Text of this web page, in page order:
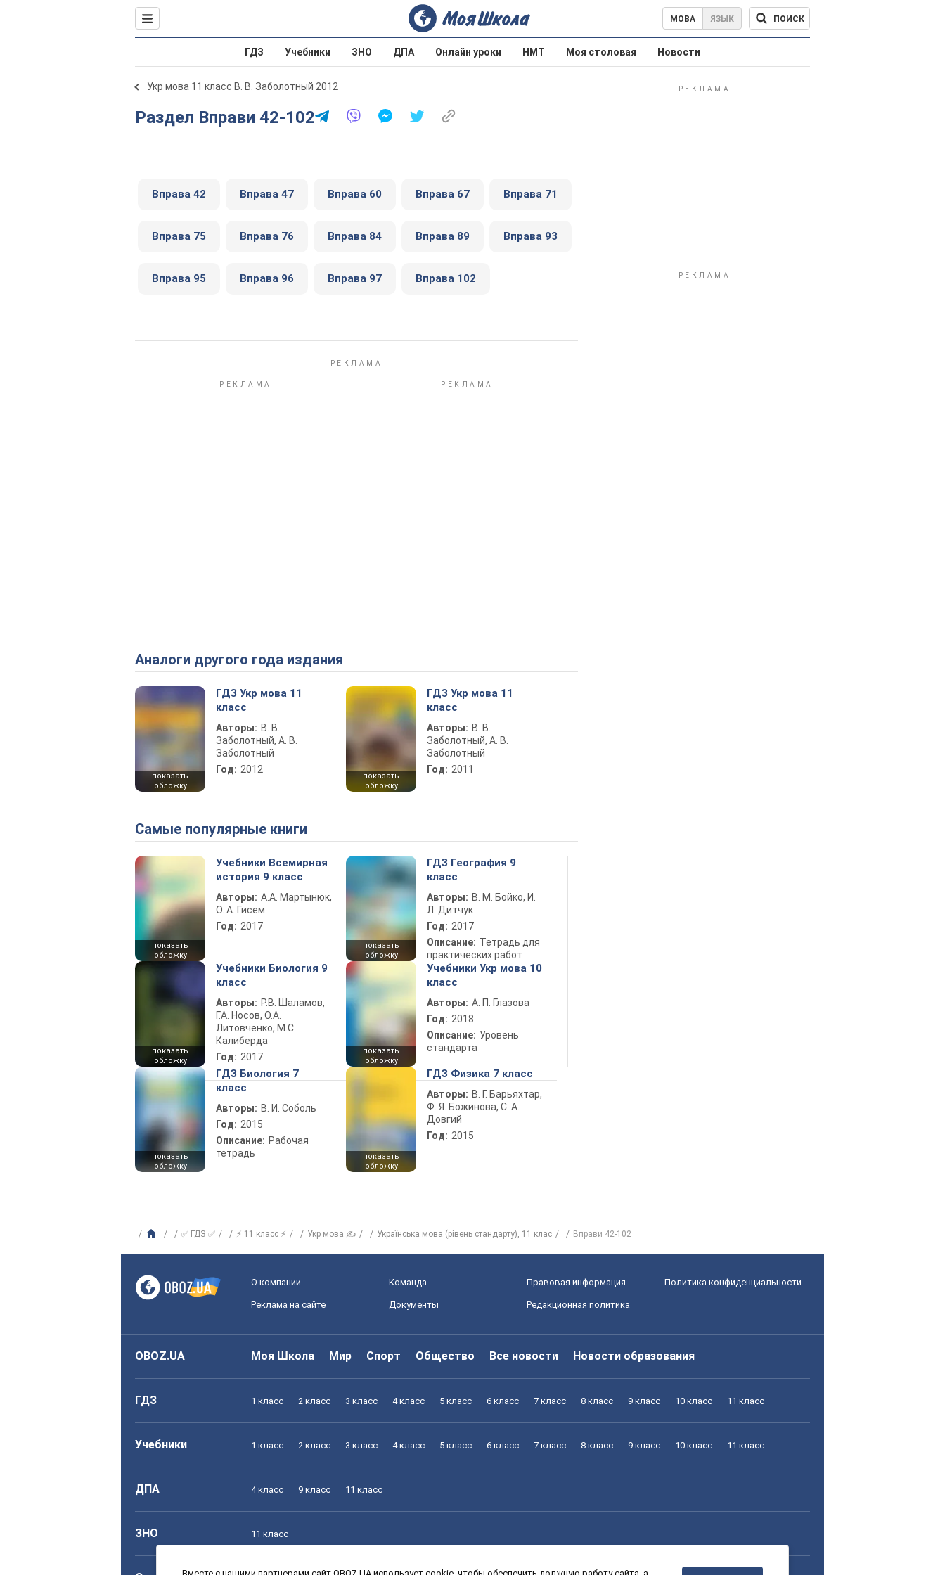
МОВА ЯЗЫК ПОИСК
ГДЗ Учебники ЗНО ДПА Онлайн уроки НМТ Моя столовая Новости
Укр мова 11 класс В. В. Заболотный 2012
Раздел Вправи 42-102
Вправа 42 Вправа 47 Вправа 60 Вправа 67 Вправа 71
Вправа 75 Вправа 76 Вправа 84 Вправа 89 Вправа 93
Вправа 95 Вправа 96 Вправа 97 Вправа 102
Аналоги другого года издания
показать
обложку
ГДЗ Укр мова 11
класс
Авторы: В. В.
Заболотный, А. В.
Заболотный
Год: 2012
показать
обложку
ГДЗ Укр мова 11
класс
Авторы: В. В.
Заболотный, А. В.
Заболотный
Год: 2011
Самые популярные книги
показать
обложку
Учебники Всемирная
история 9 класс
Авторы: А.А. Мартынюк,
О. А. Гисем
Год: 2017
показать
обложку
ГДЗ География 9
класс
Авторы: В. М. Бойко, И.
Л. Дитчук
Год: 2017
Описание: Тетрадь для
практических работ
показать
обложку
Учебники Биология 9
класс
Авторы: Р.В. Шаламов,
Г.А. Носов, О.А.
Литовченко, М.С.
Калиберда
Год: 2017
показать
обложку
Учебники Укр мова 10
класс
Авторы: А. П. Глазова
Год: 2018
Описание: Уровень
стандарта
показать
обложку
ГДЗ Биология 7
класс
Авторы: В. И. Соболь
Год: 2015
Описание: Рабочая
тетрадь
показать
обложку
ГДЗ Физика 7 класс
Авторы: В. Г. Барьяхтар,
Ф. Я. Божинова, С. А.
Довгий
Год: 2015
✅ ГДЗ ✅ ⚡ 11 класс ⚡ Укр мова ✍ Українська мова (рівень стандарту), 11 клас Вправи 42-102
О компании Команда Правовая информация Политика конфиденциальности
Реклама на сайте Документы Редакционная политика
OBOZ.UA Моя Школа Мир Спорт Общество Все новости Новости образования
ГДЗ 1 класс 2 класс 3 класс 4 класс 5 класс 6 класс 7 класс 8 класс 9 класс 10 класс 11 класс
Учебники 1 класс 2 класс 3 класс 4 класс 5 класс 6 класс 7 класс 8 класс 9 класс 10 класс 11 класс
ДПА 4 класс 9 класс 11 класс
ЗНО 11 класс